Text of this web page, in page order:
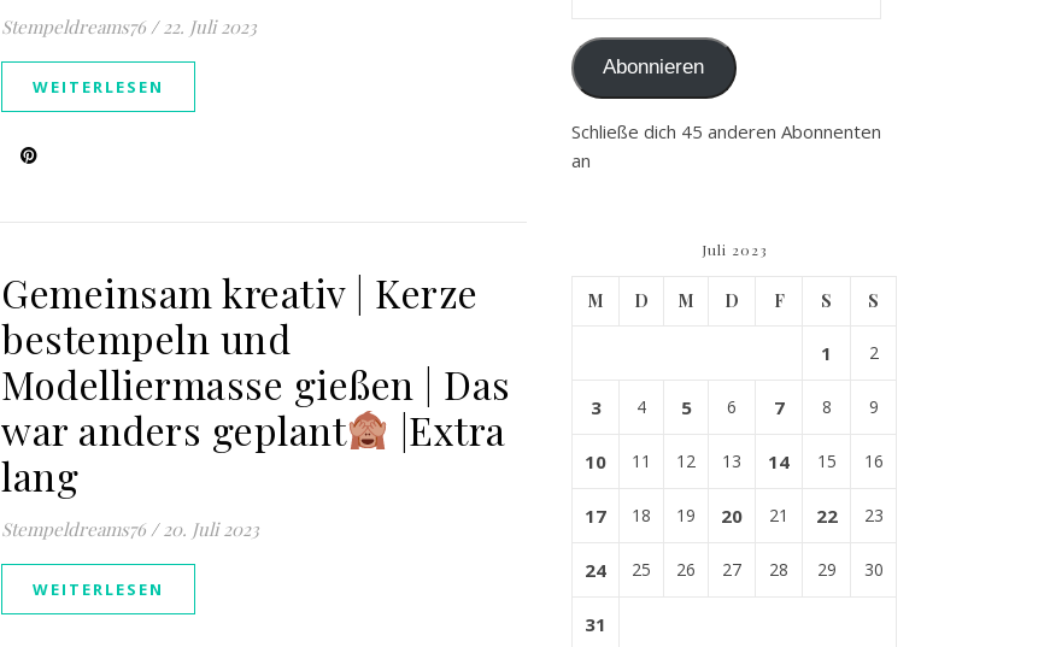
Stempeldreams76 / 22. Juli 2023
WEITERLESEN
Gemeinsam kreativ | Kerze
bestempeln und
Modelliermasse gießen | Das
war anders geplant
|Extra
lang
Stempeldreams76 / 20. Juli 2023
WEITERLESEN
Abonnieren
Schließe dich 45 anderen Abonnenten
an
Juli 2023
M D M D F S S
1 2
3 4 5 6 7 8 9
10 11 12 13 14 15 16
17 18 19 20 21 22 23
24 25 26 27 28 29 30
31